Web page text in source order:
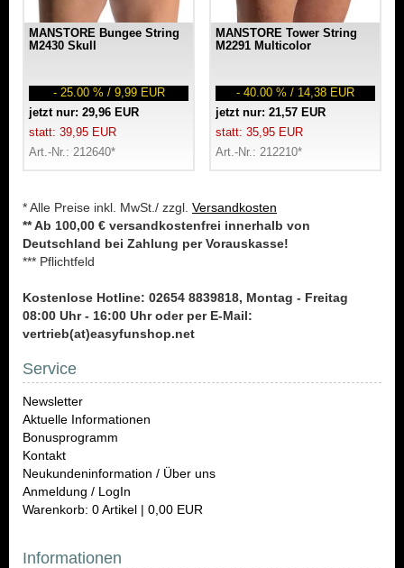
MANSTORE Bungee String
M2430 Skull
- 25.00 % / 9,99 EUR
jetzt nur: 29,96 EUR
statt: 39,95 EUR
Art.-Nr.: 212640*
MANSTORE Tower String
M2291 Multicolor
- 40.00 % / 14,38 EUR
jetzt nur: 21,57 EUR
statt: 35,95 EUR
Art.-Nr.: 212210*
* Alle Preise inkl. MwSt./ zzgl. Versandkosten
** Ab 100,00 € versandkostenfrei innerhalb von
Deutschland bei Zahlung per Vorauskasse!
*** Pflichtfeld
Kostenlose Hotline: 02654 8839818, Montag - Freitag
08:00 Uhr - 16:00 Uhr oder per E-Mail:
vertrieb(at)easyfunshop.net
Service
Newsletter
Aktuelle Informationen
Bonusprogramm
Kontakt
Neukundeninformation / Über uns
Anmeldung / LogIn
Warenkorb: 0 Artikel | 0,00 EUR
Informationen